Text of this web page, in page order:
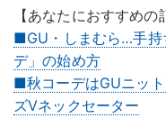
【あなたにおすすめの
■GU・しまむら…手持
デ」の始め方
■秋コーデはGUニッ
ズVネックセーター